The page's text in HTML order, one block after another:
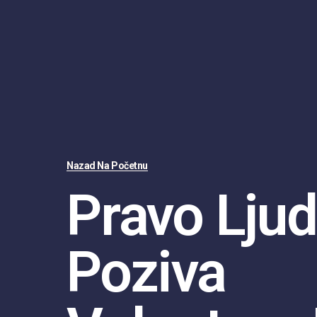
Nazad Na Početnu
Pravo
Poziva